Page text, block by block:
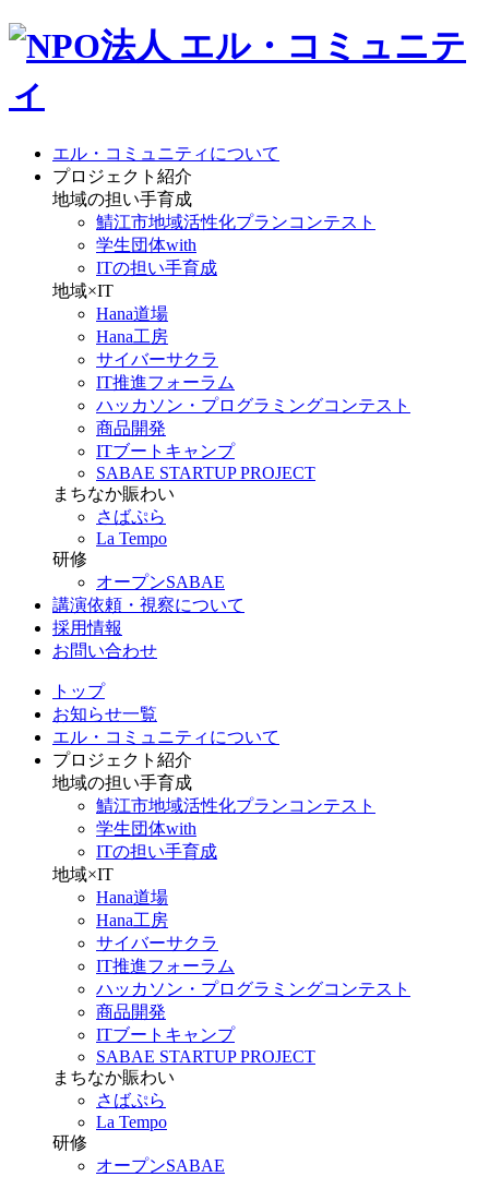
エル・コミュニティについて
プロジェクト紹介
地域の担い手育成
鯖江市地域活性化プランコンテスト
学生団体with
ITの担い手育成
地域×IT
Hana道場
Hana工房
サイバーサクラ
IT推進フォーラム
ハッカソン・プログラミングコンテスト
商品開発
ITブートキャンプ
SABAE STARTUP PROJECT
まちなか賑わい
さばぷら
La Tempo
研修
オープンSABAE
講演依頼・視察について
採用情報
お問い合わせ
トップ
お知らせ一覧
エル・コミュニティについて
プロジェクト紹介
地域の担い手育成
鯖江市地域活性化プランコンテスト
学生団体with
ITの担い手育成
地域×IT
Hana道場
Hana工房
サイバーサクラ
IT推進フォーラム
ハッカソン・プログラミングコンテスト
商品開発
ITブートキャンプ
SABAE STARTUP PROJECT
まちなか賑わい
さばぷら
La Tempo
研修
オープンSABAE